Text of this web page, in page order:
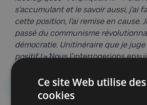
s’accumulant et le savoir aussi, j’ai
cette position, l’ai remise en cause.
passé du communisme
démocratie. Unitinéraire que je
positif !» Nous l’interrogerions
On jouait alors volontairement les
attendant une réponse catégorique.
Ce site Web utilise des
cookies